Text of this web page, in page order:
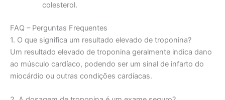
colesterol.
FAQ – Perguntas Frequentes
1. O que significa um resultado elevado de troponina?
Um resultado elevado de troponina geralmente indica dano
ao músculo cardíaco, podendo ser um sinal de infarto do
miocárdio ou outras condições cardíacas.